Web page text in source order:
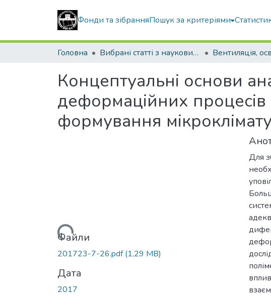
Фонди та зібранняПошук за критеріями
Головна Вибрані статті з наукових збірників КНУБА
Концептуальні основи
деформаційних
формування
Вантажиться...Файли
201723-7-26.pdf(1,29 MB)
Дата
2017
Для